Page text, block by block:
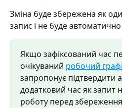
Зміна буде збережена як
запис і не буде автоматично
Якщо зафіксований час
очікуваний робочий
запропонує підтвердити
додатковий час як запит
роботу перед